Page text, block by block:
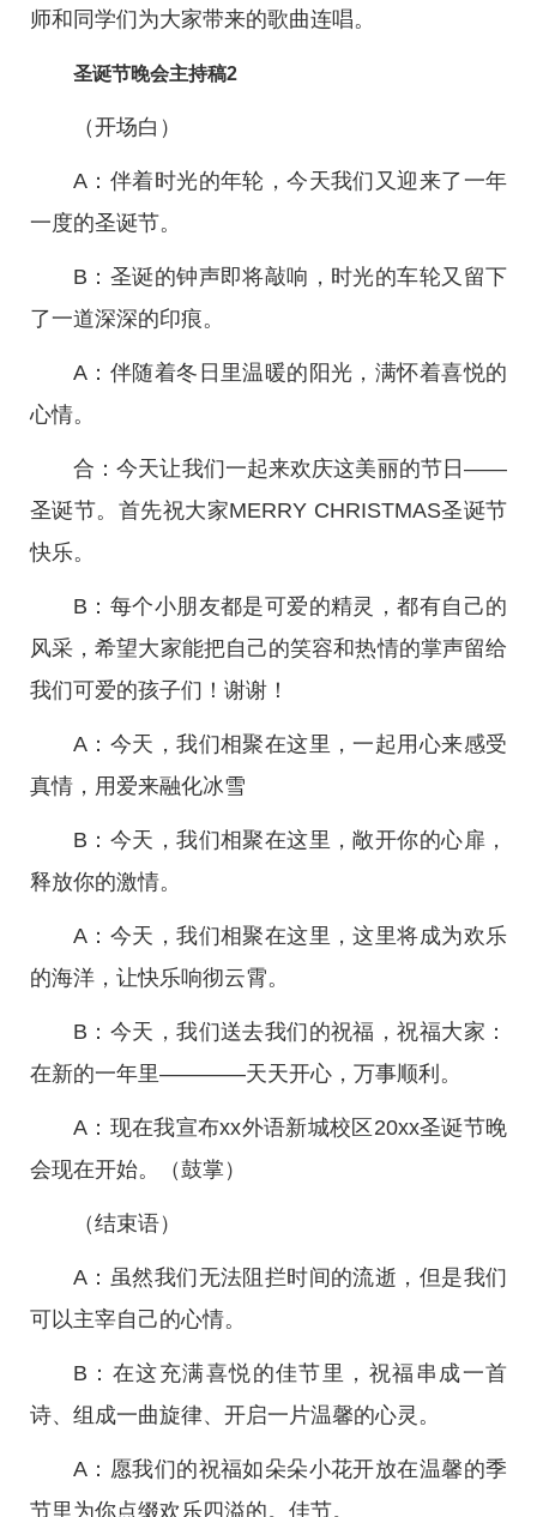
师和同学们为大家带来的歌曲连唱。
圣诞节晚会主持稿2
（开场白）
A：伴着时光的年轮，今天我们又迎来了一年
一度的圣诞节。
B：圣诞的钟声即将敲响，时光的车轮又留下
了一道深深的印痕。
A：伴随着冬日里温暖的阳光，满怀着喜悦的
心情。
合：今天让我们一起来欢庆这美丽的节日——
圣诞节。首先祝大家MERRY CHRISTMAS圣诞节
快乐。
B：每个小朋友都是可爱的精灵，都有自己的
风采，希望大家能把自己的笑容和热情的掌声留给
我们可爱的孩子们！谢谢！
A：今天，我们相聚在这里，一起用心来感受
真情，用爱来融化冰雪
B：今天，我们相聚在这里，敞开你的心扉，
释放你的激情。
A：今天，我们相聚在这里，这里将成为欢乐
的海洋，让快乐响彻云霄。
B：今天，我们送去我们的祝福，祝福大家：
在新的一年里――――天天开心，万事顺利。
A：现在我宣布xx外语新城校区20xx圣诞节晚
会现在开始。（鼓掌）
（结束语）
A：虽然我们无法阻拦时间的流逝，但是我们
可以主宰自己的心情。
B：在这充满喜悦的佳节里，祝福串成一首
诗、组成一曲旋律、开启一片温馨的心灵。
A：愿我们的祝福如朵朵小花开放在温馨的季
节里为你点缀欢乐四溢的。佳节。